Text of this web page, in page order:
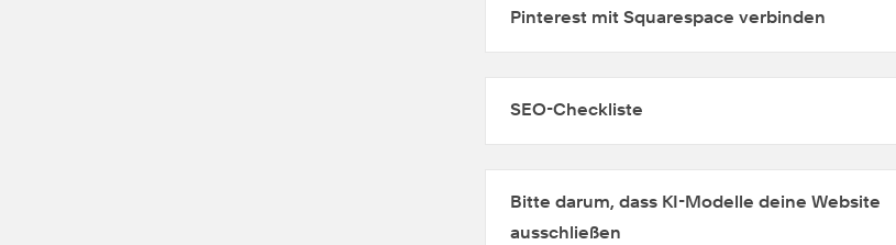
Pinterest mit Squarespace verbinden
SEO-Checkliste
Bitte darum, dass KI-Modelle deine Website
ausschließen